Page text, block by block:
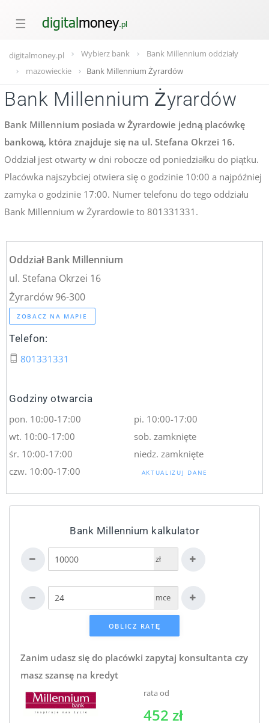
☰
digitalmoney.pl Wybierz bank
Bank Millennium oddziały
mazowieckie
Bank Millennium Żyrardów
Bank Millennium Żyrardów
Bank Millennium posiada w Żyrardowie jedną placówkę
bankową, która znajduje się na ul. Stefana Okrzei 16.
Oddział jest otwarty w dni robocze od poniedziałku do piątku.
Placówka najszybciej otwiera się o godzinie 10:00 a najpóźniej
zamyka o godzinie 17:00. Numer telefonu do tego oddziału
Bank Millennium w Żyrardowie to 801331331.
Oddział Bank Millennium
ul. Stefana Okrzei 16
Żyrardów 96-300
ZOBACZ NA MAPIE
Telefon:
801331331
Godziny otwarcia
pon. 10:00-17:00
wt. 10:00-17:00
śr. 10:00-17:00
czw. 10:00-17:00
pi. 10:00-17:00
sob. zamknięte
niedz. zamknięte
AKTUALIZUJ DANE
Bank Millennium kalkulator
zł
mce
Zanim udasz się do placówki zapytaj konsultanta czy
masz szansę na kredyt
rata od
452 zł